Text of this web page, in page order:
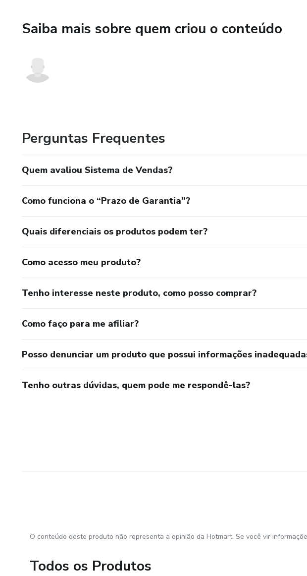
Saiba mais sobre quem criou o conteúdo
Perguntas Frequentes
Quem avaliou Sistema de Vendas?
Como funciona o “Prazo de Garantia”?
Quais diferenciais os produtos podem ter?
Como acesso meu produto?
Tenho interesse neste produto, como posso comprar?
Como faço para me afiliar?
Posso denunciar um produto que possui informações
Tenho outras dúvidas, quem pode me respondê-las?
O conteúdo deste produto não representa a opinião da Hotmart. Se você vir
Todos os Produtos